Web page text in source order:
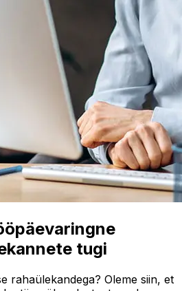
tugi
rahaülekandega? Oleme siin, et